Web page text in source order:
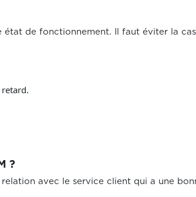
de fonctionnement. Il faut éviter la
?
relation avec le service client qui a une